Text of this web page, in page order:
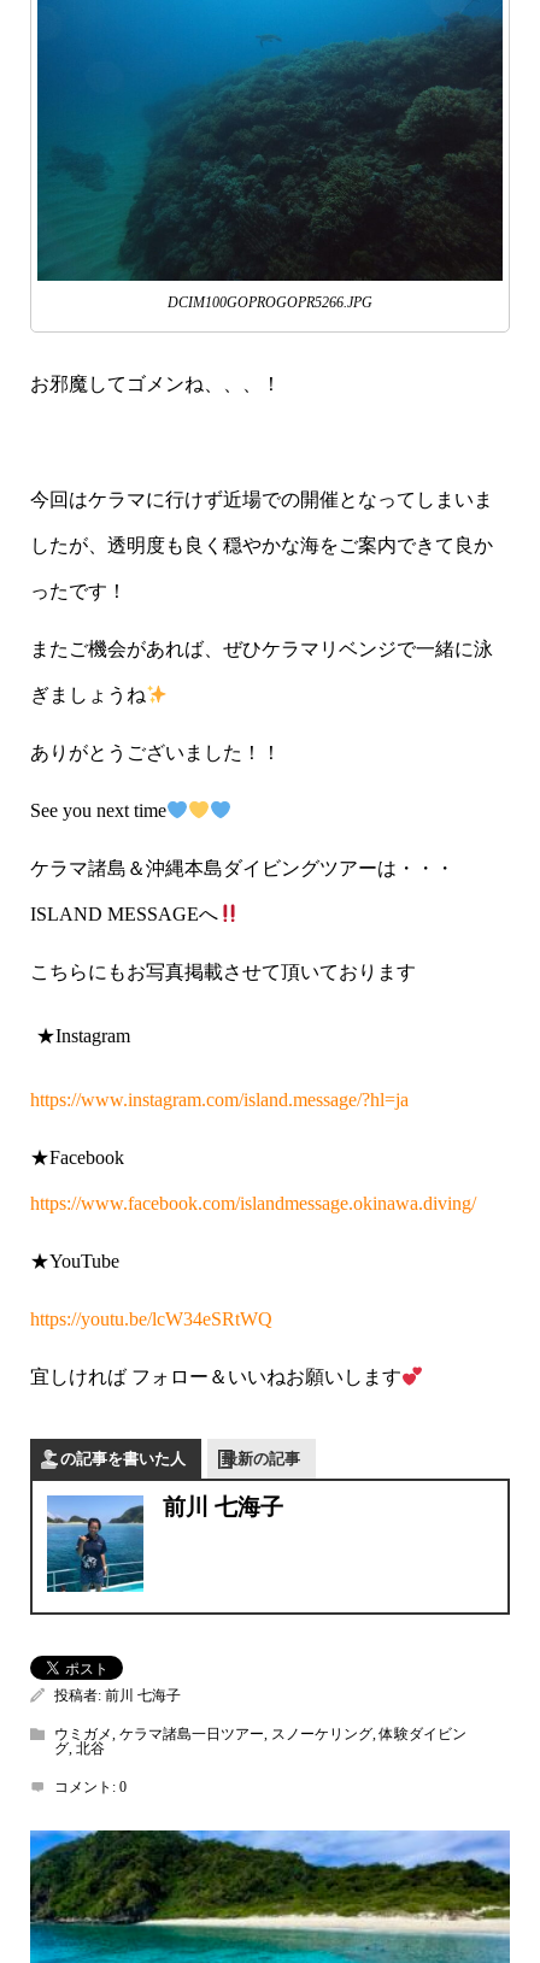
DCIM100GOPROGOPR5266.JPG
お邪魔してゴメンね、、、！
今回はケラマに行けず近場での開催となってしまいま
したが、透明度も良く穏やかな海をご案内できて良か
ったです！
またご機会があれば、ぜひケラマリベンジで一緒に泳
ぎましょうね
ありがとうございました！！
See you next time
ケラマ諸島＆沖縄本島ダイビングツアーは・・・
ISLAND MESSAGEへ
こちらにもお写真掲載させて頂いております
★Instagram
https://www.instagram.com/island.message/?hl=ja
★Facebook
https://www.facebook.com/islandmessage.okinawa.diving/
★YouTube
https://youtu.be/lcW34eSRtWQ
宜しければ フォロー＆いいねお願いします
この記事を書いた人 最新の記事
前川 七海子
投稿者: 前川 七海子
ウミガメ, ケラマ諸島一日ツアー, スノーケリング,体験ダイビン
グ, 北谷
コメント: 0